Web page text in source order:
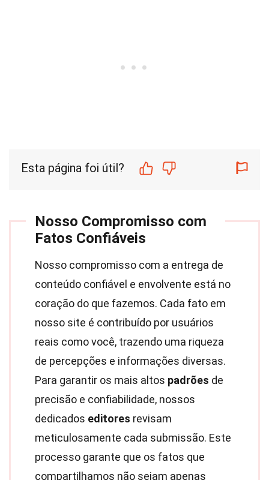
Esta página foi útil?
Nosso Compromisso com
Fatos Confiáveis
Nosso compromisso com a entrega de
conteúdo confiável e envolvente está no
coração do que fazemos. Cada fato em
nosso site é contribuído por usuários
reais como você, trazendo uma riqueza
de percepções e informações diversas.
Para garantir os mais altos padrões de
precisão e confiabilidade, nossos
dedicados editores revisam
meticulosamente cada submissão. Este
processo garante que os fatos que
compartilhamos não sejam apenas